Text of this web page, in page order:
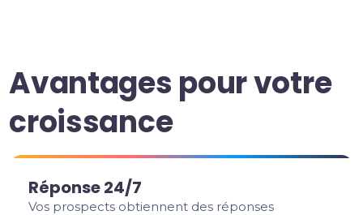
Avantages pour votre
croissance
Réponse 24/7
Vos prospects obtiennent des réponses